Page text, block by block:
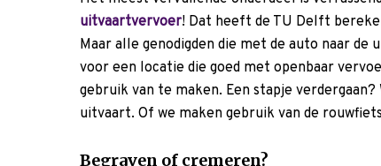
uitvaartvervoer! Dat heeft de TU Delft
Maar alle genodigden die met de auto naar
voor een locatie die goed met openbaar
gebruik van te maken. Een stapje
uitvaart. Of we maken gebruik van de
Begraven of cremeren?